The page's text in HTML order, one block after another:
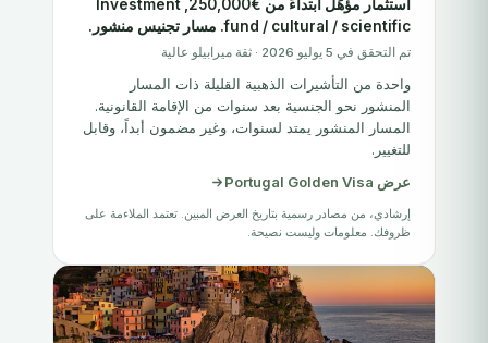
استثمار مؤهِّل ابتداءً من €250,000, Investment
fund / cultural / scientific. مسار تجنيس منشور.
تم التحقق في 5 يوليو 2026 · ثقة ميرابيلو عالية
واحدة من التأشيرات الذهبية القليلة ذات المسار
المنشور نحو الجنسية بعد سنوات من الإقامة القانونية.
المسار المنشور يمتد لسنوات، وغير مضمون أبداً، وقابل
للتغيير.
عرض Portugal Golden Visa
إرشادي، من مصادر رسمية بتاريخ العرض المبين. تعتمد الملاءمة على
ظروفك. معلومات وليست نصيحة.